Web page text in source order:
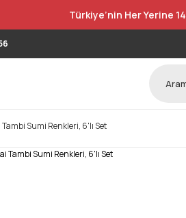
Türkiye’nin Her Yerine
Sumi Renkleri, 6'lı Set